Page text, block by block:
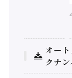
オー
クナ